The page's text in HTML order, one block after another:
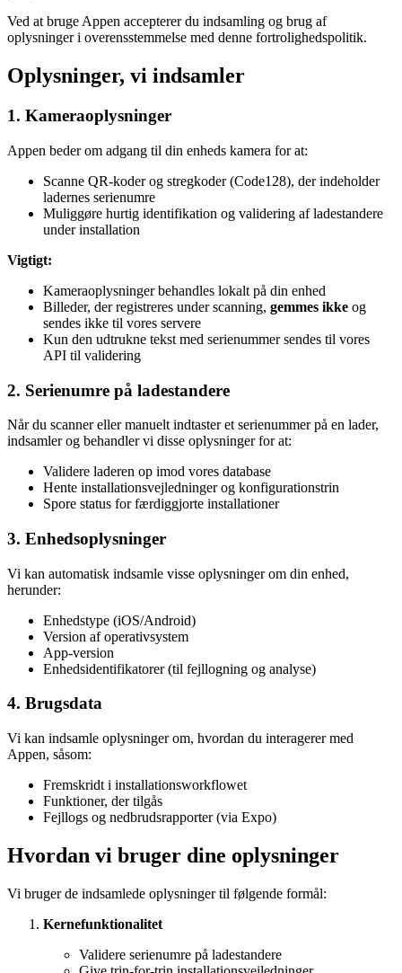
Ved at bruge Appen accepterer du indsamling og brug af
oplysninger i overensstemmelse med denne fortrolighedspolitik.
Oplysninger, vi indsamler
1. Kameraoplysninger
Appen beder om adgang til din enheds kamera for at:
Scanne QR-koder og stregkoder (Code128), der indeholder
ladernes serienumre
Muliggøre hurtig identifikation og validering af ladestandere
under installation
Vigtigt:
Kameraoplysninger behandles lokalt på din enhed
Billeder, der registreres under scanning, gemmes ikke og
sendes ikke til vores servere
Kun den udtrukne tekst med serienummer sendes til vores
API til validering
2. Serienumre på ladestandere
Når du scanner eller manuelt indtaster et serienummer på en lader,
indsamler og behandler vi disse oplysninger for at:
Validere laderen op imod vores database
Hente installationsvejledninger og konfigurationstrin
Spore status for færdiggjorte installationer
3. Enhedsoplysninger
Vi kan automatisk indsamle visse oplysninger om din enhed,
herunder:
Enhedstype (iOS/Android)
Version af operativsystem
App-version
Enhedsidentifikatorer (til fejllogning og analyse)
4. Brugsdata
Vi kan indsamle oplysninger om, hvordan du interagerer med
Appen, såsom:
Fremskridt i installationsworkflowet
Funktioner, der tilgås
Fejllogs og nedbrudsrapporter (via Expo)
Hvordan vi bruger dine oplysninger
Vi bruger de indsamlede oplysninger til følgende formål:
Kernefunktionalitet
Validere serienumre på ladestandere